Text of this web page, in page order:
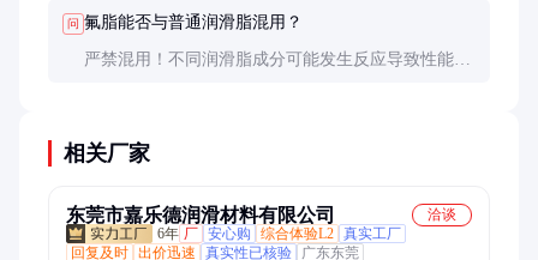
问 氟脂能否与普通润滑脂混用？
严禁混用！不同润滑脂成分可能发生反应导致性能下
相关厂家
东莞市嘉乐德润滑材料有限公司
洽谈
6年 厂 安心购 综合体验L2 真实工厂
回复及时 出价迅速 真实性已核验
广东东莞